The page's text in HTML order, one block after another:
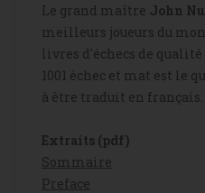
Le grand maître John
meilleurs joueurs du
livres d'échecs de qualité
1001 échec et mat est le
à être traduit en français.
Extraits (pdf)
Sommaire
Preface